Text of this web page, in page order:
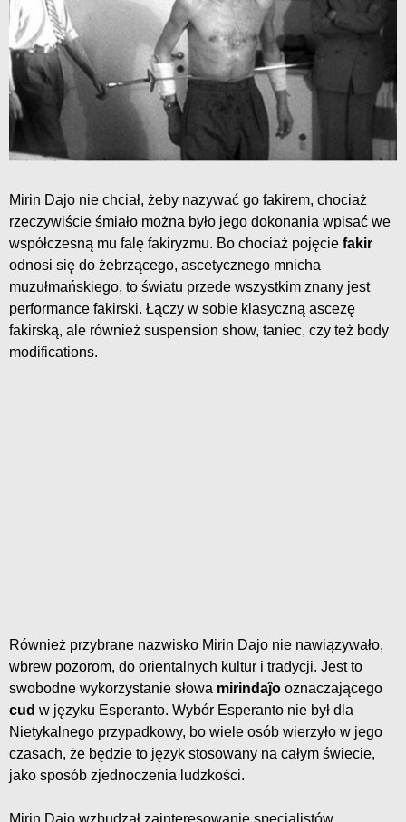
Mirin Dajo nie chciał, żeby nazywać go fakirem, chociaż
rzeczywiście śmiało można było jego dokonania wpisać we
współczesną mu falę fakiryzmu. Bo chociaż pojęcie fakir
odnosi się do żebrzącego, ascetycznego mnicha
muzułmańskiego, to światu przede wszystkim znany jest
performance fakirski. Łączy w sobie klasyczną ascezę
fakirską, ale również suspension show, taniec, czy też body
modifications.
Również przybrane nazwisko Mirin Dajo nie nawiązywało,
wbrew pozorom, do orientalnych kultur i tradycji. Jest to
swobodne wykorzystanie słowa mirindaĵo oznaczającego
cud w języku Esperanto. Wybór Esperanto nie był dla
Nietykalnego przypadkowy, bo wiele osób wierzyło w jego
czasach, że będzie to język stosowany na całym świecie,
jako sposób zjednoczenia ludzkości.
Mirin Dajo wzbudzał zainteresowanie specjalistów